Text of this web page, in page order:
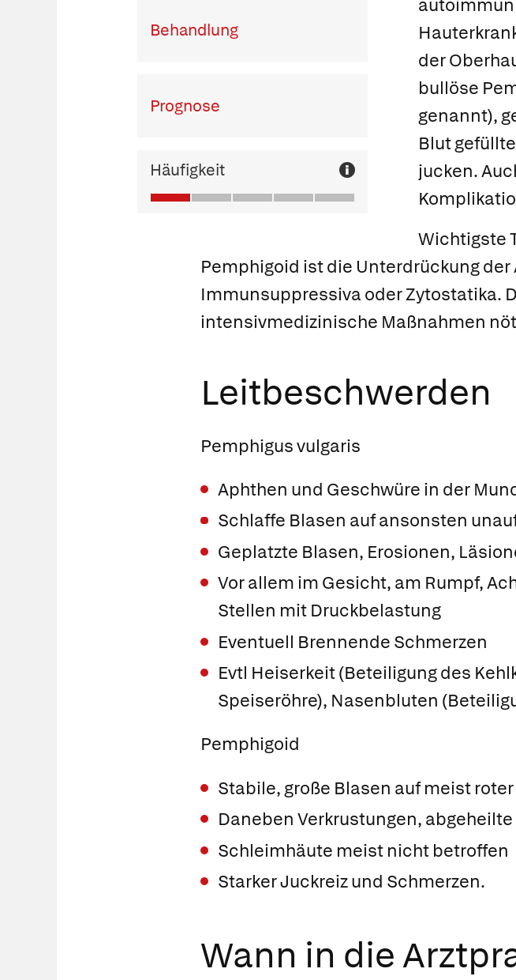
Behandlung
Prognose
Häufigkeit
der
bullöse
genannt),
Blut
jucken.
Wichtigste
Pemphigoid ist die Unterdrückung
Immunsuppressiva oder Zytostatika.
intensivmedizinische Maßnahmen
Leitbeschwerden
Pemphigus vulgaris
Aphthen und Geschwüre in der
Schlaffe Blasen auf ansonsten
Geplatzte Blasen, Erosionen,
Vor allem im Gesicht, am Rumpf,
Stellen mit Druckbelastung
Eventuell Brennende Schmerzen
Evtl Heiserkeit (Beteiligung des
Speiseröhre), Nasenbluten
Pemphigoid
Stabile, große Blasen auf meist
Daneben Verkrustungen,
Schleimhäute meist nicht betroffen
Starker Juckreiz und Schmerzen.
Wann in die